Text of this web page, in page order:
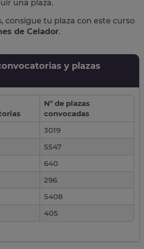
una plaza.
consigue tu plaza con este curso
de Celador.
y plazas
Nº de plazas
convocadas
3019
5547
640
296
5408
405